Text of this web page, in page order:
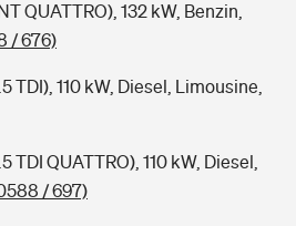
QUATTRO), 132 kW, Benzin,
/ 676)
TDI), 110 kW, Diesel, Limousine,
TDI QUATTRO), 110 kW, Diesel,
/ 697)